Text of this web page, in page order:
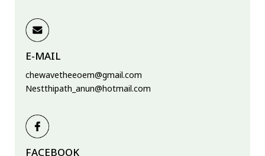
E-MAIL
chewavetheeoem@gmail.com
Nestthipath_anun@hotmail.com